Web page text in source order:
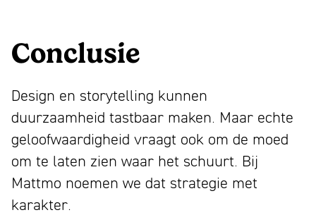
Conclusie
Design en storytelling kunnen
duurzaamheid tastbaar maken. Maar echte
geloofwaardigheid vraagt ook om de moed
om te laten zien waar het schuurt. Bij
Mattmo noemen we dat strategie met
karakter.